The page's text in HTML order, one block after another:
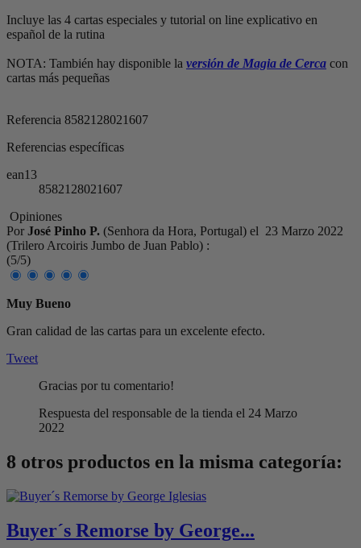
Incluye las 4 cartas especiales y tutorial on line explicativo en
español de la rutina
NOTA: También hay disponible la versión de Magia de Cerca con
cartas más pequeñas
Referencia 8582128021607
Referencias específicas
ean13
8582128021607
Opiniones
Por José Pinho P. (Senhora da Hora, Portugal) el 23 Marzo 2022
(Trilero Arcoiris Jumbo de Juan Pablo) :
(5/5)
Muy Bueno
Gran calidad de las cartas para un excelente efecto.
Tweet
Gracias por tu comentario!
Respuesta del responsable de la tienda el 24 Marzo
2022
8 otros productos en la misma categoría:
Buyer´s Remorse by George...